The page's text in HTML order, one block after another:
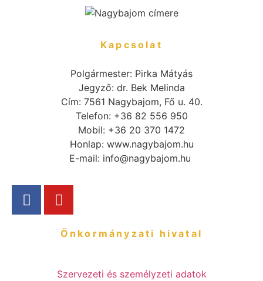
Kapcsolat
Polgármester: Pirka Mátyás
Jegyző: dr. Bek Melinda
Cím: 7561 Nagybajom, Fő u. 40.
Telefon: +36 82 556 950
Mobil: +36 20 370 1472
Honlap: www.nagybajom.hu
E-mail: info@nagybajom.hu
Önkormányzati hivatal
Szervezeti és személyzeti adatok